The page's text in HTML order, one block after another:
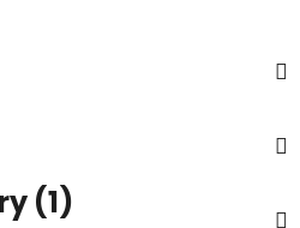
(1)